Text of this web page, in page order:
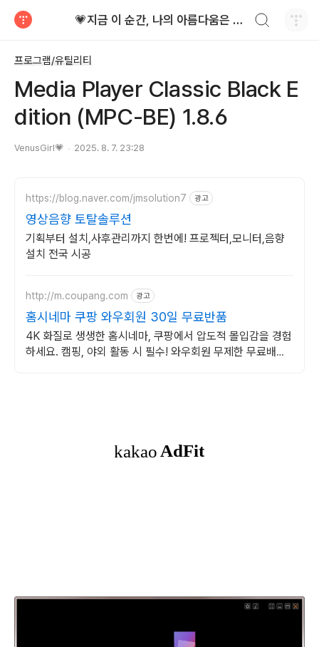
💗지금 이 순간, 나의 아름다움은 가장 빛난다!
프로그램/유틸리티
Media Player Classic Black E
dition (MPC-BE) 1.8.6
VenusGirl💗 2025. 8. 7. 23:28
https://blog.naver.com/jmsolution7 광고
영상음향 토탈솔루션
기획부터 설치,사후관리까지 한번에! 프로젝터,모니터,음향
설치 전국 시공
http://m.coupang.com 광고
홈시네마 쿠팡 와우회원 30일 무료반품
4K 화질로 생생한 홈시네마, 쿠팡에서 압도적 몰입감을 경험
하세요. 캠핑, 야외 활동 시 필수! 와우회원 무제한 무료배송